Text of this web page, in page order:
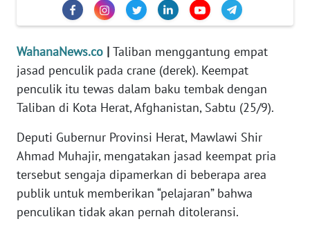
WahanaNews.co | Taliban menggantung empat
jasad penculik pada crane (derek). Keempat
penculik itu tewas dalam baku tembak dengan
Taliban di Kota Herat, Afghanistan, Sabtu (25/9).
Deputi Gubernur Provinsi Herat, Mawlawi Shir
Ahmad Muhajir, mengatakan jasad keempat pria
tersebut sengaja dipamerkan di beberapa area
publik untuk memberikan “pelajaran” bahwa
penculikan tidak akan pernah ditoleransi.
OLAHRAGA
OPINI
EDITORIAL
Informasi
INDEKS
BERITA